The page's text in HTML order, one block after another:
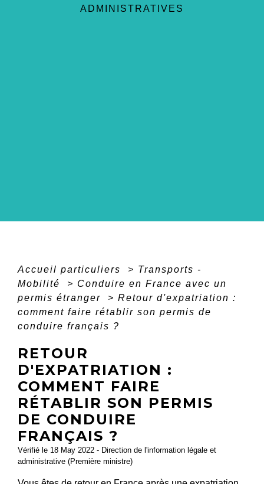
ADMINISTRATIVES
Accueil particuliers > Transports -
Mobilité
> Conduire en France avec un
permis étranger
> Retour d'expatriation :
comment faire rétablir son permis de
conduire français ?
RETOUR
D'EXPATRIATION :
COMMENT FAIRE
RÉTABLIR SON PERMIS
DE CONDUIRE
FRANÇAIS ?
Vérifié le 18 May 2022 - Direction de l'information légale et
administrative (Première ministre)